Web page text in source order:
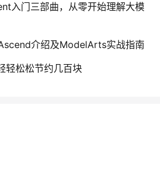
入门三部曲，从零开始理解大模
介绍及ModelArts实战指南
轻松松节约几百块